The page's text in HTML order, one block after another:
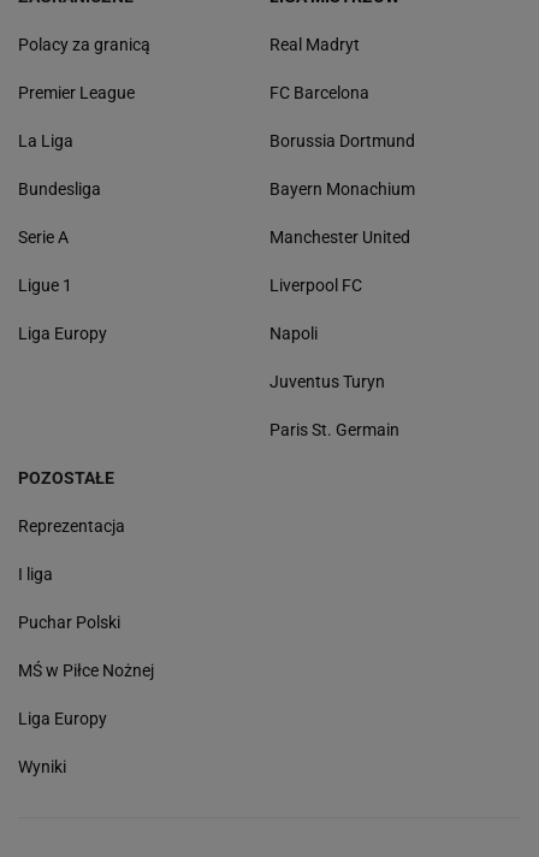
Polacy za granicą
Premier League
La Liga
Bundesliga
Serie A
Ligue 1
Liga Europy
Real Madryt
FC Barcelona
Borussia Dortmund
Bayern Monachium
Manchester United
Liverpool FC
Napoli
Juventus Turyn
Paris St. Germain
POZOSTAŁE
Reprezentacja
I liga
Puchar Polski
MŚ w Piłce Nożnej
Liga Europy
Wyniki